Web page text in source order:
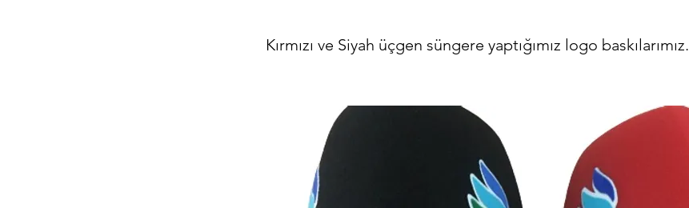
Kırmızı ve Siyah üçgen süngere yaptığımız logo baskılarımız.